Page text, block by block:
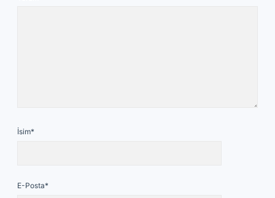
İsim*
E-Posta*